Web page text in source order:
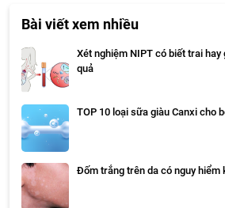
Bài viết xem nhiều
Xét nghiệm NIPT có biết trai
quả
TOP 10 loại sữa giàu Canxi cho
Đốm trắng trên da có nguy hiểm